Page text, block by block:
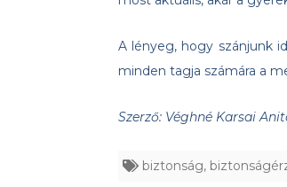
A lényeg, hogy szánjunk
minden tagja számára a
Szerző: Véghné Karsai
biztonság,